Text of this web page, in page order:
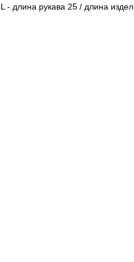
L - длина рукава 25 / длина